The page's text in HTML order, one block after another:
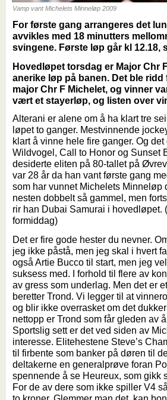
Vamp vant Michelets Minneløp 2009
For første gang arrangeres det
avvikles med 18 minutters
svingene. Første løp går kl 12.18,
Hovedløpet torsdag er Major Chr
anerike løp på banen. Det ble
major Chr F Michelet, og vinner
vært et stayerløp, og listen over
Alterani er alene om å ha klart tre
løpet to ganger. Mestvinnende
klart å vinne hele fire ganger. Og
Wildvogel, Call to Honor og Sunset
desiderte eliten på 80-tallet på
var 28 år da han vant første gang
som har vunnet Michelets Minneløp
nesten dobbelt så gammel, men
rir han Dubai Samurai i hovedløpet.
formiddag)
Det er fire gode hester du nevner.
jeg ikke påstå, men jeg skal i hvert
også Artie Bucco til start, men jeg
suksess med. I forhold til flere av
av gress som underlag. Men det er
beretter Trond. Vi legger til at
og blir ikke overrasket om det
nettopp er Trond som får gleden av
Sportslig sett er det ved siden av
interesse. Elitehestene Steve’s
til firbente som banker på døren til
deltakerne en generalprøve foran
spennende å se Heureux, som gikk
For de av dere som ikke spiller V4